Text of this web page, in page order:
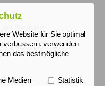
Bauhaus
Website für Sie optimal
verbessern, verwenden
das bestmögliche
Medien Statistik